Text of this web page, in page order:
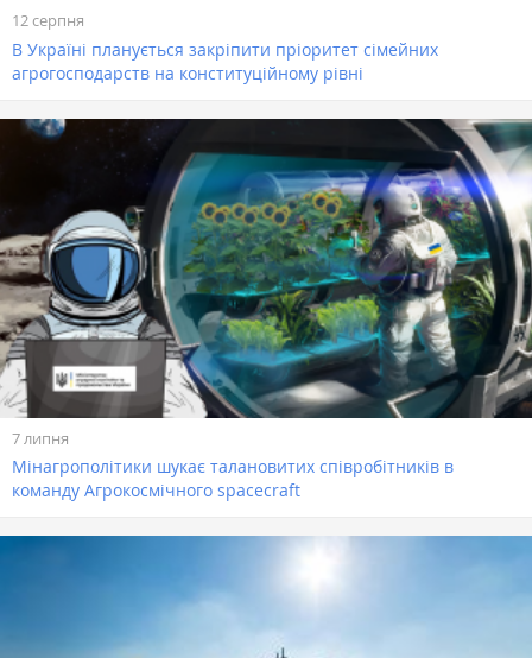
12 серпня
В Україні планується закріпити пріоритет сімейних
агрогосподарств на конституційному рівні
7 липня
Мінагрополітики шукає талановитих співробітників в
команду Агрокосмічного spacecraft